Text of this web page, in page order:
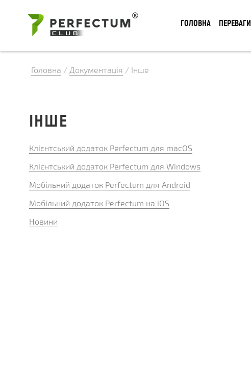
ГОЛОВНА ПЕРЕВАГИ
Головна / Документація / Інше
ІНШЕ
Клієнтський додаток Perfectum для macOS
Клієнтський додаток Perfectum для Windows
Мобільний додаток Perfectum для Android
Мобільний додаток Perfectum на iOS
Новини